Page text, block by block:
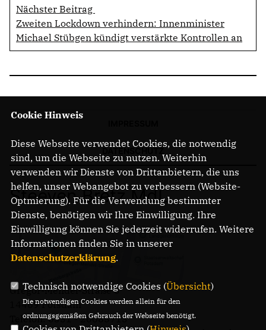
Nächster Beitrag
Zweiten Lockdown verhindern: Innenminister
Michael Stübgen kündigt verstärkte Kontrollen an
Steeven Bretz MdL
Gregor-Mendel-Straße 3
14469 Potsdam
Telefon: 0331 - 20085713
Cookie Hinweis
Diese Webseite verwendet Cookies, die notwendig
sind, um die Webseite zu nutzen. Weiterhin
verwenden wir Dienste von Drittanbietern, die uns
helfen, unser Webangebot zu verbessern (Website-
Optmierung). Für die Verwendung bestimmter
Dienste, benötigen wir Ihre Einwilligung. Ihre
Einwilligung können Sie jederzeit widerrufen. Weitere
Informationen finden Sie in unserer
Datenschutzerklärung.
Technisch notwendige Cookies (Übersicht)
Die notwendigen Cookies werden allein für den
ordnungsgemäßen Gebrauch der Webseite benötigt.